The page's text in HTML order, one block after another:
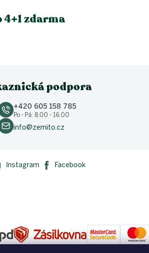
zdarma
podpora
+420 605 158 785
Po - Pá: 8.00 - 16.00
info@zemito.cz
Instagram Facebook